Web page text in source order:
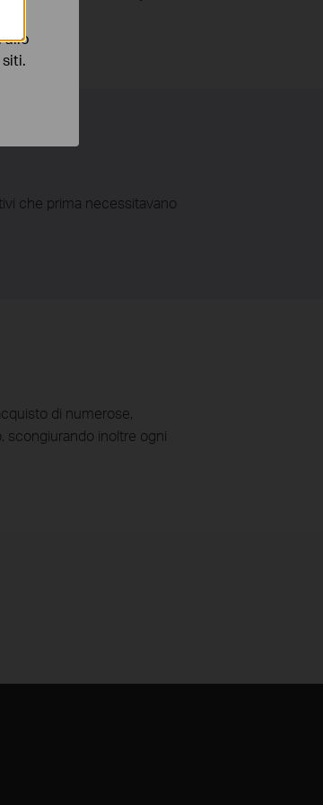
che prima necessitavano
di numerose,
scongiurando inoltre ogni
allo